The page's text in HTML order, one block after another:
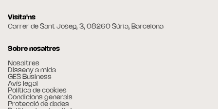
Visita'ns
Carrer de Sant Josep, 3, 08260 Súria, Barcelona
Sobre nosaltres
Nosaltres
Disseny a mida
GES Business
Avís legal
Política de cookies
Condicions generals
Protecció de dades